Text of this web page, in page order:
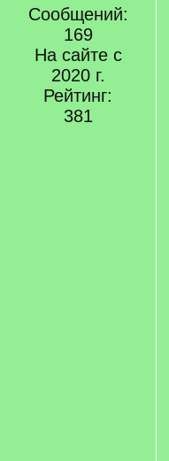
Сообщений:
169
На сайте с
2020 г.
Рейтинг:
381